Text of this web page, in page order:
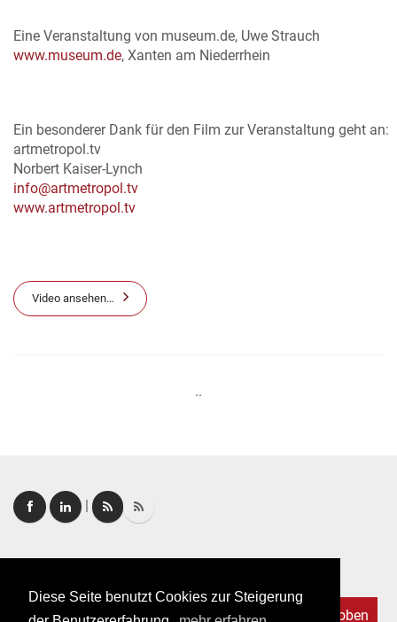
Diese Seite benutzt Cookies zur Steigerung
Eine Veranstaltung von museum.de, Uwe Strauch
www.museum.de, Xanten am Niederrhein
Ein besonderer Dank für den Film zur Veranstaltung geht an:
artmetropol.tv
Norbert Kaiser-Lynch
info@artmetropol.tv
www.artmetropol.tv
Video ansehen…
..
Nach oben